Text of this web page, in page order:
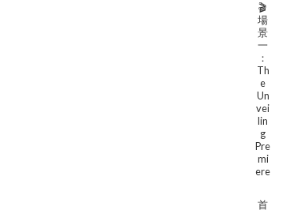
🎬
場
景
一
：
Th
e
Un
vei
lin
g
Pre
mi
ere
首